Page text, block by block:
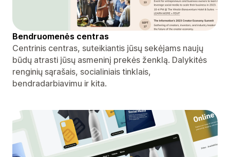
Bendruomenės centras
Centrinis centras, suteikiantis jūsų sekėjams naujų
būdų atrasti jūsų asmeninį prekės ženklą. Dalykitės
renginių sąrašais, socialiniais tinklais,
bendradarbiavimu ir kita.